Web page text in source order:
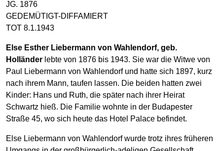
JG. 1876
GEDEMÜTIGT-DIFFAMIERT
TOT 8.1.1943
Else Esther Liebermann von Wahlendorf, geb.
Holländer lebte von 1876 bis 1943. Sie war die Witwe von
Paul Liebermann von Wahlendorf und hatte sich 1897, kurz
nach ihrem Mann, taufen lassen. Die beiden hatten zwei
Kinder: Hans und Ruth, die später nach ihrer Heirat
Schwartz hieß. Die Familie wohnte in der Budapester
Straße 45, wo sich heute das Hotel Palace befindet.
Else Liebermann von Wahlendorf wurde trotz ihres früheren